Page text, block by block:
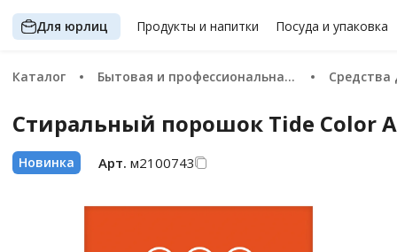
Для юрлиц Продуктыи напитки Посуда и упаковка
Каталог Бытовая и профессиональная химия
Стиральный порошок Tide Color
Новинка Арт. м2100743